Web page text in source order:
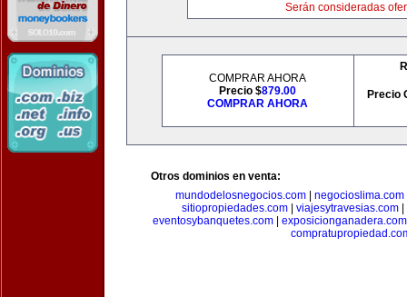
Serán consideradas
COMPRAR AHORA
Precio $879.00
COMPRAR AHORA
Precio
Otros dominios en venta:
mundodelosnegocios.com| negocioslima.com
sitiopropiedades.com| viajesytravesias.com|
eventosybanquetes.com| exposicionganadera.com